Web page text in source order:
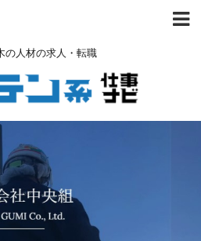
の人材の求人・転職